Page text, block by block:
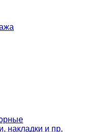
накладки и пр.